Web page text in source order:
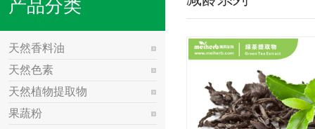
产品分类
天然香料油
天然色素
天然植物提取物
果蔬粉